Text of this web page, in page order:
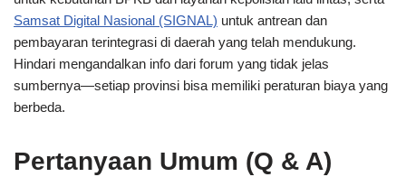
Samsat Digital Nasional (SIGNAL) untuk antrean dan
pembayaran terintegrasi di daerah yang telah mendukung.
Hindari mengandalkan info dari forum yang tidak jelas
sumbernya—setiap provinsi bisa memiliki peraturan biaya yang
berbeda.
Pertanyaan Umum (Q & A)